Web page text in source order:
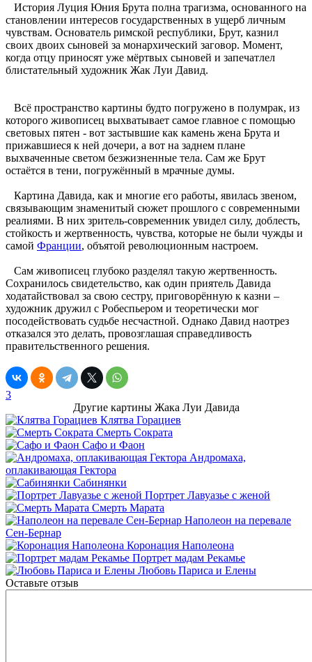
История Луция Юния Брута полна трагизма, основанного на
становлении интересов государственных в ущерб личным
чувствам. Основатель римской республики, Брут, казнил
своих двоих сыновей за монархический заговор. Момент,
когда отцу приносят уже мёртвых сыновей и запечатлел
блистательный художник Жак Луи Давид.
Всё пространство картины будто погружено в полумрак, из
которого живописец выхватывает самое главное с помощью
световых пятен - вот застывшие как камень жена Брута и
прижавшиеся к ней дочери, а вот на заднем плане
выхваченные светом безжизненные тела. Сам же Брут
остаётся в тени, погружённый в мрачные думы.
Картина Давида, как и многие его работы, явилась звеном,
связывающим знаменитый сюжет прошлого с современными
реалиями. В них зритель-современник увидел силу, доблесть,
стойкость и жертвенность, чувства, которые не были чужды и
самой Франции, объятой революционным настроем.
Сам живописец глубоко разделял такую жертвенность.
Сохранилось свидетельство, как один приятель Давида
ходатайствовал за свою сестру, приговорённую к казни –
художник дружил с Робеспьером и теоретически мог
посодействовать судьбе несчастной. Однако Давид наотрез
отказался это делать, провозглашая справедливость
правительственного решения.
3
Другие картины Жака Луи Давида
Клятва Горациев
Смерть Сократа
Сафо и Фаон
Андромаха,
оплакивающая Гектора
Сабинянки
Портрет Лавуазье с женой
Смерть Марата
Наполеон на перевале
Сен-Бернар
Коронация Наполеона
Портрет мадам Рекамье
Любовь Париса и Елены
Оставьте отзыв